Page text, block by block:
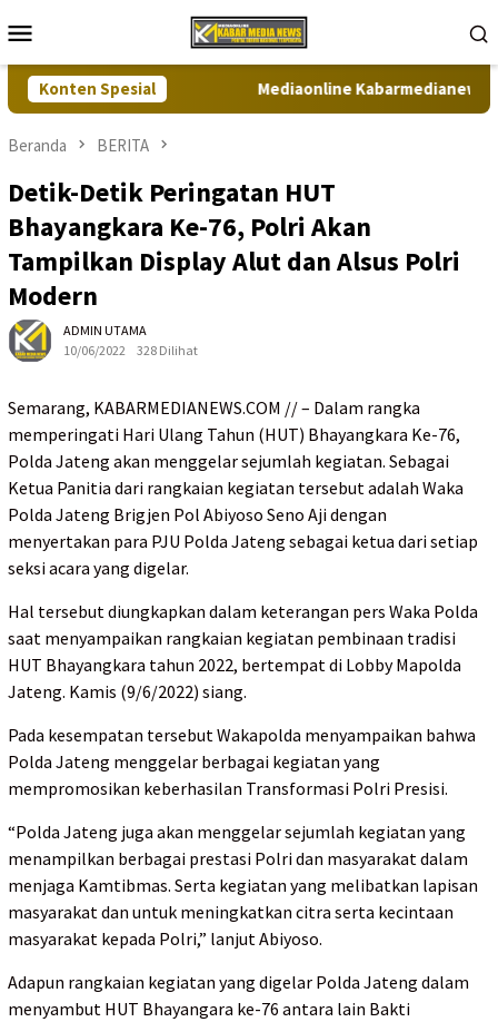
ke
Mobile
Konten Spesial Mediaonline
Beranda BERITA
Detik-Detik Peringatan HUT
Bhayangkara Ke-76, Polri Akan
Tampilkan Display Alut dan Alsus Polri
Modern
ADMIN UTAMA
10/06/2022
328 Dilihat
Semarang, KABARMEDIANEWS.COM // – Dalam rangka
memperingati Hari Ulang Tahun (HUT) Bhayangkara Ke-76,
Polda Jateng akan menggelar sejumlah kegiatan. Sebagai
Ketua Panitia dari rangkaian kegiatan tersebut adalah Waka
Polda Jateng Brigjen Pol Abiyoso Seno Aji dengan
menyertakan para PJU Polda Jateng sebagai ketua dari setiap
seksi acara yang digelar.
Hal tersebut diungkapkan dalam keterangan pers Waka Polda
saat menyampaikan rangkaian kegiatan pembinaan tradisi
HUT Bhayangkara tahun 2022, bertempat di Lobby Mapolda
Jateng. Kamis (9/6/2022) siang.
Pada kesempatan tersebut Wakapolda menyampaikan bahwa
Polda Jateng menggelar berbagai kegiatan yang
mempromosikan keberhasilan Transformasi Polri Presisi.
“Polda Jateng juga akan menggelar sejumlah kegiatan yang
menampilkan berbagai prestasi Polri dan masyarakat dalam
menjaga Kamtibmas. Serta kegiatan yang melibatkan lapisan
masyarakat dan untuk meningkatkan citra serta kecintaan
masyarakat kepada Polri,” lanjut Abiyoso.
Adapun rangkaian kegiatan yang digelar Polda Jateng dalam
menyambut HUT Bhayangara ke-76 antara lain Bakti